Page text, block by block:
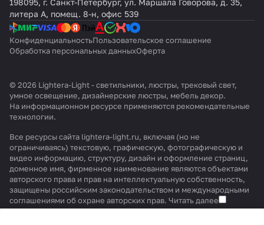
198095, г. Санкт-Петербург, ул. Маршала Говорова, д. 35,
литера А, помещ. 8-н, офис 539
КонфиденциальностьПользовательское соглашение
Обработка персональных данныхОферта
© 2026 Lightera-Light - светильники, люстры, трековый свет,
умное освещение, дизайнерские люстры, мебель декор.
На информационном ресурсе применяются рекомендательные
технологии.
Все ресурсы сайта lightera-light.ru, включая (но не
ограничиваясь) текстовую, графическую, фотографическую и
видео информацию, структуру, дизайн и оформление страниц,
доменное имя, фирменное наименование являются объектами
авторского права и прав на интеллектуальную собственность,
защищены российским законодательством и международными
соглашениями об охране авторских прав. Читать далее